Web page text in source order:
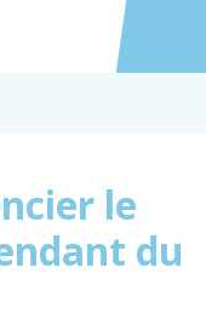
Accéder
le
du